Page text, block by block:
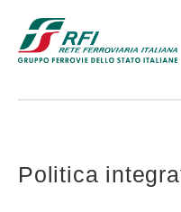
Politica